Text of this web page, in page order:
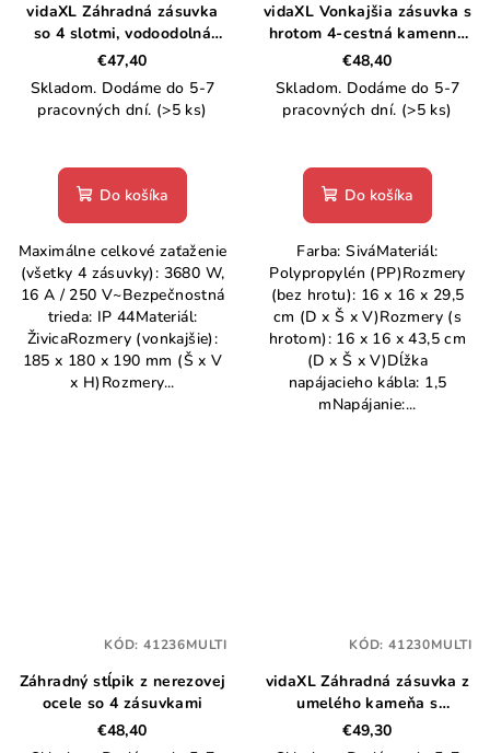
vidaXL Záhradná zásuvka
so 4 slotmi, vodoodolná
živica, biela
€47,40
Skladom. Dodáme do 5-7
pracovných dní. (>5 ks)
Do košíka
Maximálne celkové zaťaženie
(všetky 4 zásuvky): 3680 W,
16 A / 250 V~Bezpečnostná
trieda: IP 44Materiál:
ŽivicaRozmery (vonkajšie):
185 x 180 x 190 mm (Š x V
x H)Rozmery...
vidaXL Vonkajšia zásuvka s
hrotom 4-cestná kamenná
sivá 16x16x29,5 cm
€48,40
Skladom. Dodáme do 5-7
pracovných dní. (>5 ks)
Do košíka
Farba: SiváMateriál:
Polypropylén (PP)Rozmery
(bez hrotu): 16 x 16 x 29,5
cm (D x Š x V)Rozmery (s
hrotom): 16 x 16 x 43,5 cm
(D x Š x V)Dĺžka
napájacieho kábla: 1,5
mNapájanie:...
Záhradný stĺpik z nerezovej
ocele so 4 zásuvkami
€48,40
KÓD: 41236MULTI
vidaXL Záhradná zásuvka z
umelého kameňa s
časovačom
€49,30
KÓD: 41230MULTI